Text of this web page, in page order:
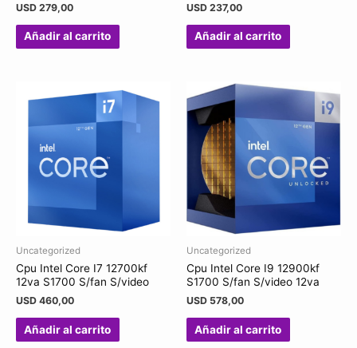
USD 279,00
Añadir al carrito
USD 237,00
Añadir al carrito
Uncategorized
Cpu Intel Core I7 12700kf
12va S1700 S/fan S/video
USD 460,00
Añadir al carrito
Uncategorized
Cpu Intel Core I9 12900kf
S1700 S/fan S/video 12va
USD 578,00
Añadir al carrito